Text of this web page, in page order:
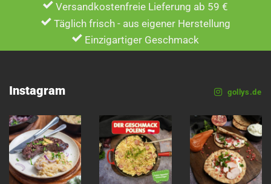
Versandkostenfreie Lieferung ab 59 €
Täglich frisch - aus eigener Herstellung
Einzigartiger Geschmack
Instagram gollys.de